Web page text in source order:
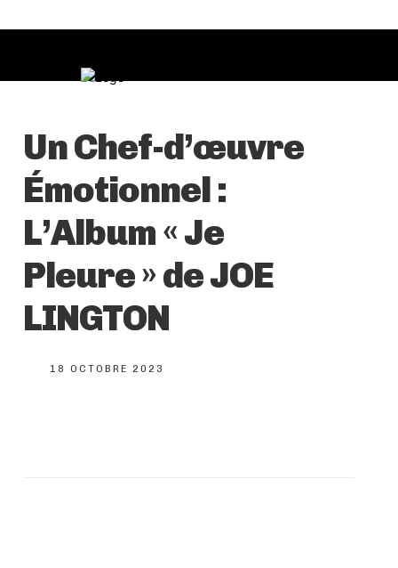
Un Chef-d’œuvre
Émotionnel :
L’Album « Je
Pleure » de JOE
LINGTON
18 OCTOBRE 2023